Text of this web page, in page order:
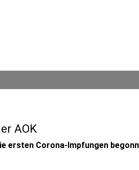
AOK
ersten Corona-Impfungen